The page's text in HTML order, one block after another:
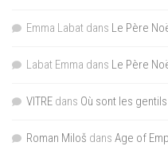
Emma Labat dans Le Père
Labat Emma dans Le Père
VITRE dans Où sont les
Roman Miloš dans Age of